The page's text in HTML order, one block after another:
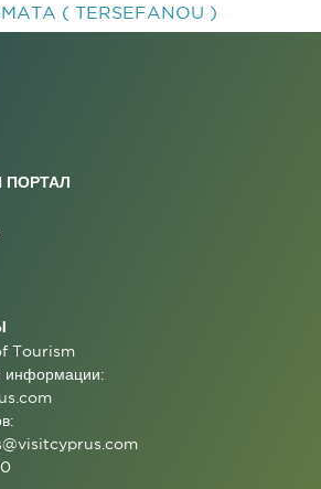
( TERSEFANOU )
ПОРТАЛ
Tourism
информации: